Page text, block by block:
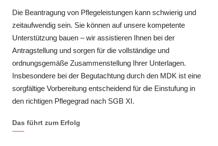
Die Beantragung von Pflegeleistungen kann schwierig und
zeitaufwendig sein. Sie können auf unsere kompetente
Unterstützung bauen – wir assistieren Ihnen bei der
Antragstellung und sorgen für die vollständige und
ordnungsgemäße Zusammenstellung Ihrer Unterlagen.
Insbesondere bei der Begutachtung durch den MDK ist eine
sorgfältige Vorbereitung entscheidend für die Einstufung in
den richtigen Pflegegrad nach SGB XI.
Das führt zum Erfolg